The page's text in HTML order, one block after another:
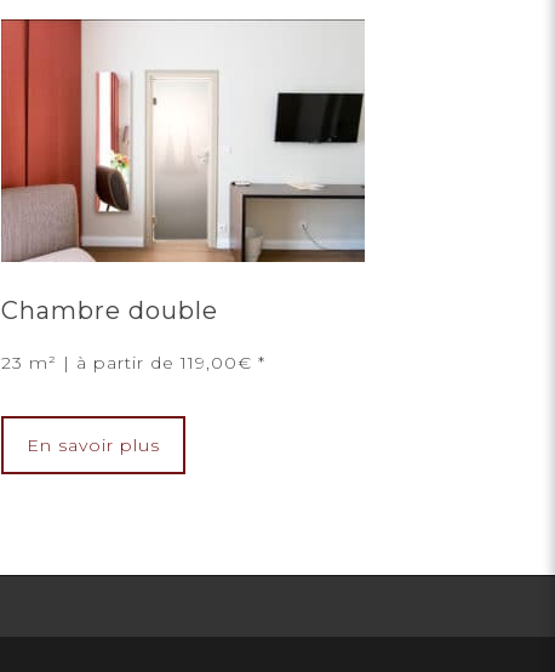
Chambre double
23 m² | à partir de 119,00€
En savoir plus